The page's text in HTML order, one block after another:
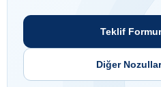
Teklif
Diğer